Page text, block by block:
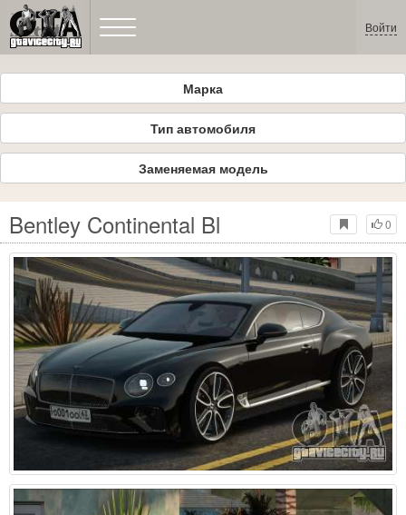
Войти
Марка
Тип автомобиля
Заменяемая модель
0
Bentley Continental Bl